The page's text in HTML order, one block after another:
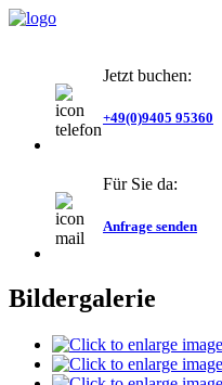
Jetzt buchen:
+49(0)9405 95360
Für Sie da:
Anfrage senden
Bildergalerie